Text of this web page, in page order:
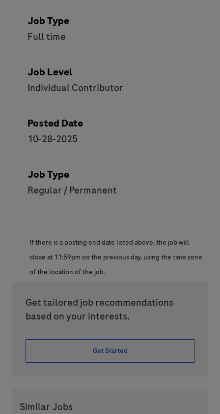
Job Type
Full time
Job Level
Individual Contributor
Posted Date
10-28-2025
Job Type
Regular / Permanent
If there is a posting end date listed above, the job will
close at 11:59pm on the previous day, using the time zone
of the location of the job.
Get tailored job recommendations
based on your interests.
Get Started
Similar Jobs